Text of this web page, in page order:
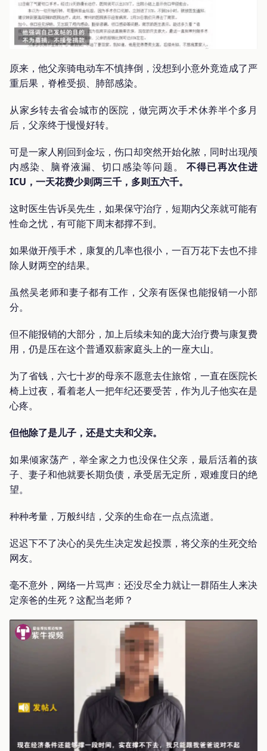
原来，他父亲骑电动车不慎摔倒，没想到小意外竟造成了严
重后果，脊椎受损、肺部感染。
从家乡转去省会城市的医院，做完两次手术休养半个多月
后，父亲终于慢慢好转。
可是一家人刚回到金坛，伤口却突然开始化脓，同时出现颅
内感染、脑脊液漏、切口感染等问题。 不得已再次住进
ICU，一天花费少则两三千，多则五六千。
这时医生告诉吴先生，如果保守治疗，短期内父亲就可能有
性命之忧，有可能下周末都撑不到。
如果做开颅手术，康复的几率也很小，一百万花下去也不排
除人财两空的结果。
虽然吴老师和妻子都有工作，父亲有医保也能报销一小部
分。
但不能报销的大部分，加上后续未知的庞大治疗费与康复费
用，仍是压在这个普通双薪家庭头上的一座大山。
为了省钱，六七十岁的母亲不愿意去住旅馆，一直在医院长
椅上过夜，看着老人一把年纪还要受苦，作为儿子他实在是
心疼。
但他除了是儿子，还是丈夫和父亲。
如果倾家荡产，举全家之力也没保住父亲，最后活着的孩
子、妻子和他就要长期负债，承受居无定所，艰难度日的绝
望。
种种考量，万般纠结，父亲的生命在一点点流逝。
迟迟下不了决心的吴先生决定发起投票，将父亲的生死交给
网友。
毫不意外，网络一片骂声：还没尽全力就让一群陌生人来决
定亲爸的生死？这配当老师？